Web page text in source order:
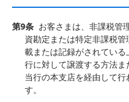
第9条 お客さまは、非課税管
資勘定または特定非課税
載または記録がされてい
行に対して譲渡する方法
当行の本支店を経由して
す。